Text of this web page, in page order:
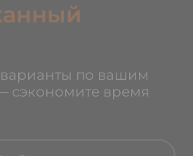
по вашим
сэкономите время